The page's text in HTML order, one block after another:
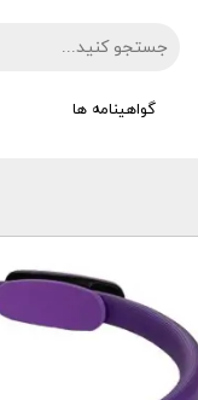
تجهیزات مکانوتراپی
گواهینامه ها